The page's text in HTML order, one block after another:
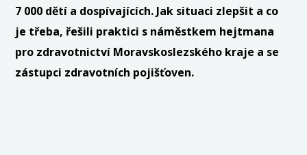
7 000 dětí a dospívajících. Jak situaci zlepšit a co
je třeba, řešili praktici s náměstkem hejtmana
pro zdravotnictví Moravskoslezského kraje a se
zástupci zdravotních pojišťoven.